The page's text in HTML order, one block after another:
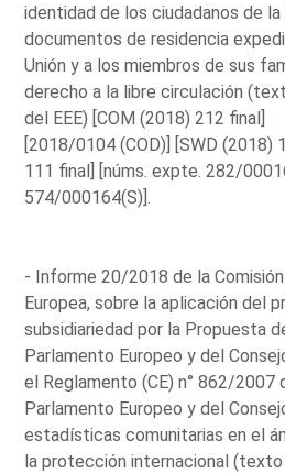
identidad de los ciudadanos de la
documentos de residencia
Unión y a los miembros de sus
derecho a la libre circulación
del EEE) [COM (2018) 212 final]
[2018/0104 (COD)] [SWD (2018)
111 final] [núms. expte. 282/
574/000164(S)].
- Informe 20/2018 de la
Europea, sobre la aplicación del
subsidiariedad por la Propuesta
Parlamento Europeo y del
el Reglamento (CE) n° 862/2007
Parlamento Europeo y del
estadísticas comunitarias en el
la protección internacional